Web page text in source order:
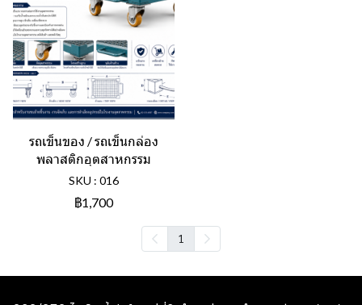
รถเข็นของ / รถเข็นกล่อง
พลาสติกอุตสาหกรรม
SKU : 016
฿1,700
1